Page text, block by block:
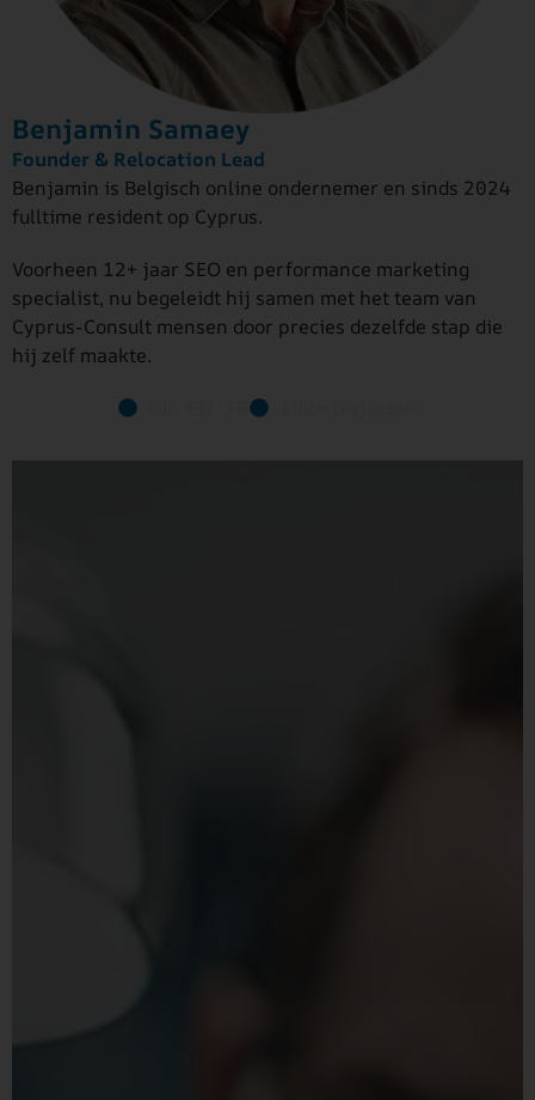
Benjamin Samaey
Founder & Relocation Lead
Benjamin is Belgisch online ondernemer en sinds 2024
fulltime resident op Cyprus.
Voorheen 12+ jaar SEO en performance marketing
specialist, nu begeleidt hij samen met het team van
Cyprus-Consult mensen door precies dezelfde stap die
hij zelf maakte.